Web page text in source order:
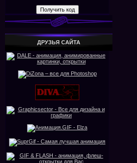
ДРУЗЬЯ САЙТА